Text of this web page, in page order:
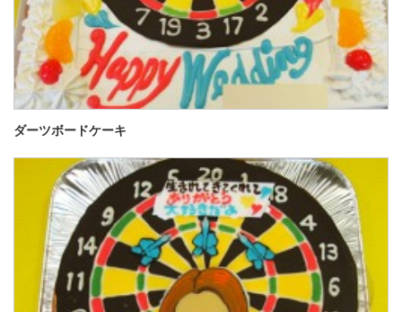
ダーツボードケーキ